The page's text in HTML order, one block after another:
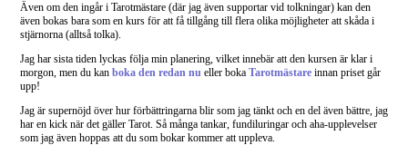
Även om den ingår i Tarotmästare (där jag även supportar vid tolkningar) kan den
även bokas bara som en kurs för att få tillgång till flera olika möjligheter att skåda i
stjärnorna (alltså tolka).
Jag har sista tiden lyckas följa min planering, vilket innebär att den kursen är klar i
morgon, men du kan boka den redan nu eller boka Tarotmästare innan priset går
upp!
Jag är supernöjd över hur förbättringarna blir som jag tänkt och en del även bättre, jag
har en kick när det gäller Tarot. Så många tankar, fundiluringar och aha-upplevelser
som jag även hoppas att du som bokar kommer att uppleva.